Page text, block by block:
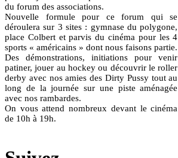
du forum des associations.
Nouvelle formule pour ce forum qui se
déroulera sur 3 sites : gymnase du polygone,
place Colbert et parvis du cinéma pour les 4
sports « américains » dont nous faisons partie.
Des démonstrations, initiations pour venir
patiner, jouer au hockey ou découvrir le roller
derby avec nos amies des Dirty Pussy tout au
long de la journée sur une piste aménagée
avec nos rambardes.
On vous attend nombreux devant le cinéma
de 10h à 19h.